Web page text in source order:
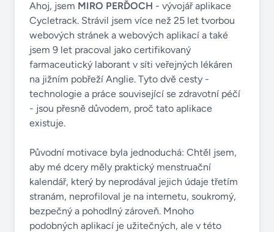
Ahoj, jsem MIRO PERĎOCH - vývojář aplikace
Cycletrack. Strávil jsem více než 25 let tvorbou
webových stránek a webových aplikací a také
jsem 9 let pracoval jako certifikovaný
farmaceutický laborant v síti veřejných lékáren
na jižním pobřeží Anglie. Tyto dvě cesty -
technologie a práce související se zdravotní péčí
- jsou přesně důvodem, proč tato aplikace
existuje.
Původní motivace byla jednoduchá: Chtěl jsem,
aby mé dcery měly praktický menstruační
kalendář, který by neprodával jejich údaje třetím
stranám, neprofiloval je na internetu, soukromý,
bezpečný a pohodlný zároveň. Mnoho
podobných aplikací je užitečných, ale v této